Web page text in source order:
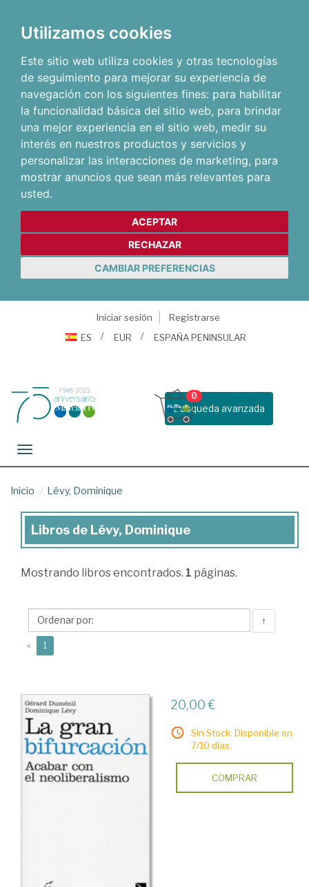
Utilizamos cookies
Este sitio web utiliza cookies y otras tecnologías
de seguimiento para mejorar su experiencia de
navegación con los siguientes fines: para habilitar
la funcionalidad básica del sitio web, para brindar
una mejor experiencia en el sitio web, medir su
interés en nuestros productos y servicios y
personalizar las interacciones de marketing, para
mostrar anuncios que sean más relevantes para
usted.
ACEPTAR
RECHAZAR
CAMBIAR PREFERENCIAS
Iniciar sesión
Registrarse
ES
EUR ESPAÑA PENINSULAR
Busqueda avanzada
0
Toggle navigation
Inicio Lévy, Dominique
Libros
Lévy,
Libros de Lévy, Dominique
Mostrando libros encontrados. 1 páginas.
↑
« 1
20,00 €
Sin Stock. Disponible en
7/10 días.
COMPRAR